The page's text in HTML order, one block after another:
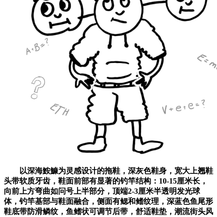
以深海鮟鱇为灵感设计的拖鞋，深灰色鞋身，宽大上翘鞋
头带软质牙齿，鞋面前部有显著的钓竿结构：10-15厘米长，
向前上方弯曲如问号上半部分，顶端2-3厘米半透明发光球
体，钓竿基部与鞋面融合，侧面有鳃和鳍纹理，深蓝色鱼尾形
鞋底带防滑鳞纹，鱼鳍状可调节后带，舒适鞋垫，潮流街头风